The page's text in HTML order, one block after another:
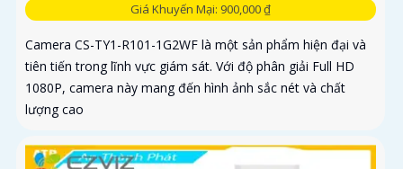
Giá Khuyến Mại: 900,000 ₫
Camera CS-TY1-R101-1G2WF là một sản phẩm hiện đại và
tiên tiến trong lĩnh vực giám sát. Với độ phân giải Full HD
1080P, camera này mang đến hình ảnh sắc nét và chất
lượng cao